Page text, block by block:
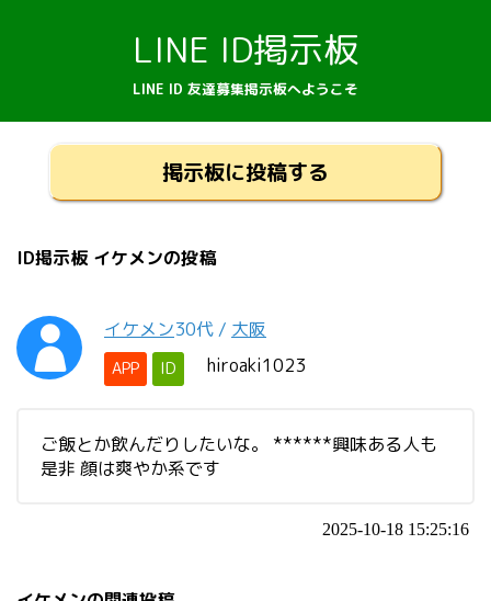
LINE ID掲示板
LINE ID 友達募集掲示板へようこそ
掲示板に投稿する
ID掲示板 イケメンの投稿
イケメン30代 / 大阪
APP ID hiroaki1023
ご飯とか飲んだりしたいな。 ******興味ある人も
是非 顔は爽やか系です
2025-10-18 15:25:16